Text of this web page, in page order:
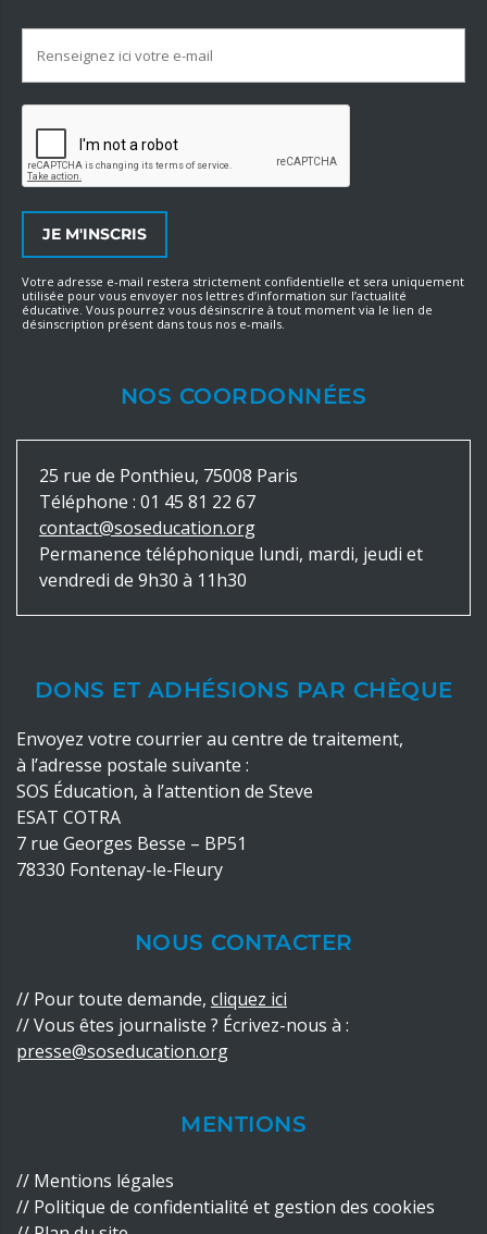
Votre adresse e-mail restera strictement confidentielle et sera uniquement
utilisée pour vous envoyer nos lettres d’information sur l’actualité
éducative. Vous pourrez vous désinscrire à tout moment via le lien de
désinscription présent dans tous nos e-mails.
NOS COORDONNÉES
25 rue de Ponthieu, 75008 Paris
Téléphone : 01 45 81 22 67
contact@soseducation.org
Permanence téléphonique lundi, mardi, jeudi et
vendredi de 9h30 à 11h30
DONS ET ADHÉSIONS PAR CHÈQUE
Envoyez votre courrier au centre de traitement,
à l’adresse postale suivante :
SOS Éducation, à l’attention de Steve
ESAT COTRA
7 rue Georges Besse – BP51
78330 Fontenay-le-Fleury
NOUS CONTACTER
// Pour toute demande, cliquez ici
// Vous êtes journaliste ? Écrivez-nous à :
presse@soseducation.org
MENTIONS
// Mentions légales
// Politique de confidentialité et gestion des cookies